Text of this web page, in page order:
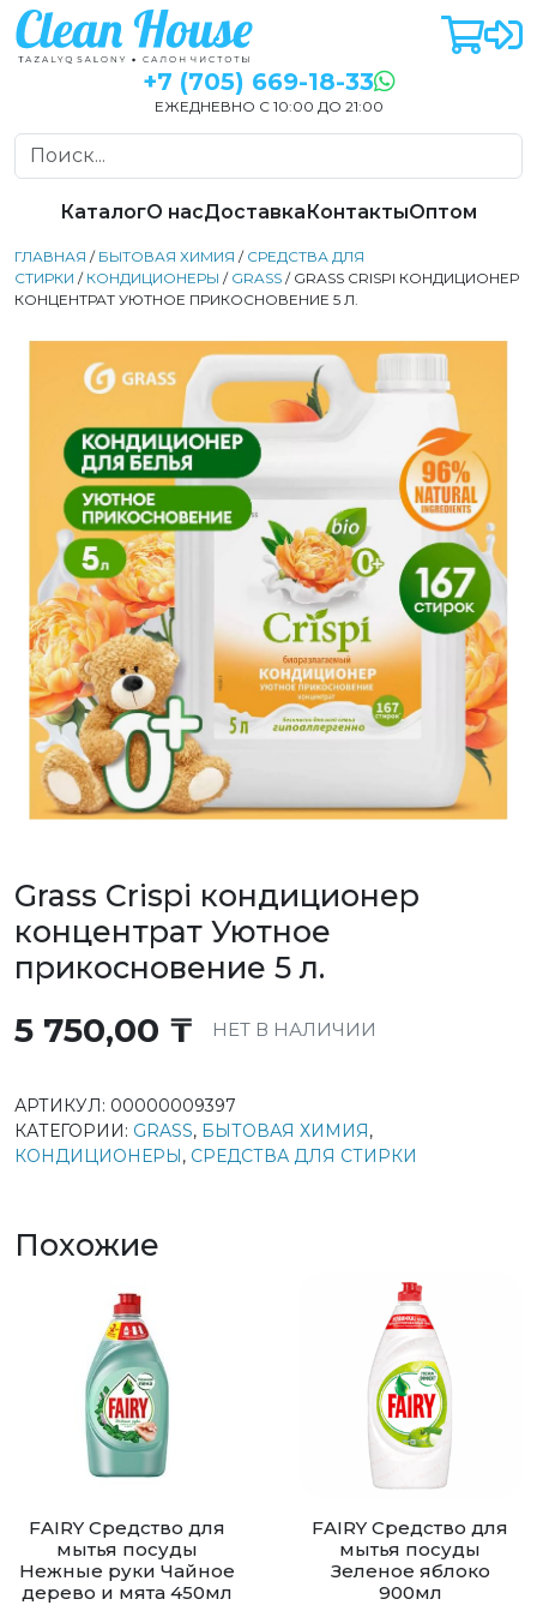
+7 (705) 669-18-33
ЕЖЕДНЕВНО С 10:00 ДО 21:00
КаталогО насДоставкаКонтактыОптом
ГЛАВНАЯ / БЫТОВАЯ ХИМИЯ / СРЕДСТВА ДЛЯ
СТИРКИ / КОНДИЦИОНЕРЫ / GRASS / GRASS CRISPI КОНДИЦИОНЕР
КОНЦЕНТРАТ УЮТНОЕ ПРИКОСНОВЕНИЕ 5 Л.
Grass Crispi кондиционер
концентрат Уютное
прикосновение 5 л.
5 750,00 ₸ НЕТ В НАЛИЧИИ
АРТИКУЛ: 00000009397
КАТЕГОРИИ: GRASS, БЫТОВАЯ ХИМИЯ,
КОНДИЦИОНЕРЫ, СРЕДСТВА ДЛЯ СТИРКИ
Похожие
FAIRY Средство для
мытья посуды
Нежные руки Чайное
дерево и мята 450мл
FAIRY Средство для
мытья посуды
Зеленое яблоко
900мл